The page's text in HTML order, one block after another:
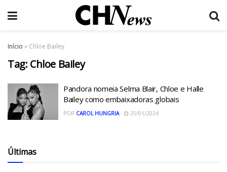
Início » Chloe Bailey
Tag: Chloe Bailey
Pandora nomeia Selma Blair, Chloe e Halle
Bailey como embaixadoras globais
POR CAROL HUNGRIA 25/01/2024
Últimas